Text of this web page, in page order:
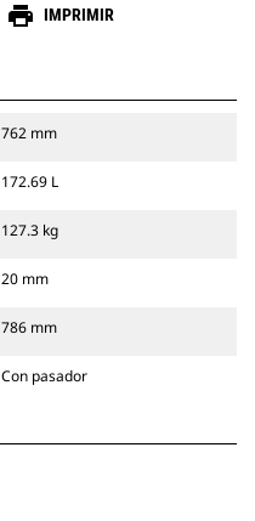
print IMPRIMIR
762 mm
172.69 L
127.3 kg
20 mm
786 mm
Con pasador